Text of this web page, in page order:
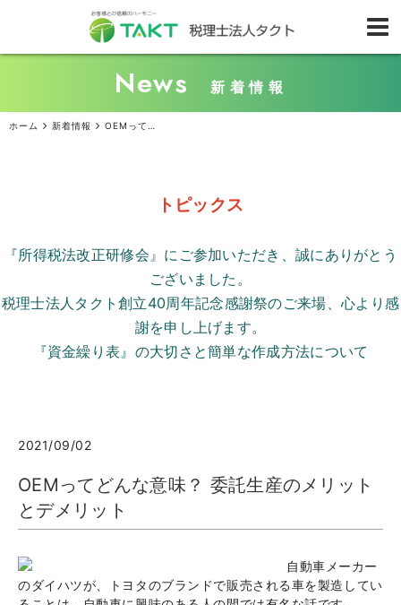
News 新着情報
ホーム 新着情報 OEMってどんな意味？ 委託生産のメリットとデメリット
トピックス
『所得税法改正研修会』にご参加いただき、誠にありがとう
ございました。
税理士法人タクト創立40周年記念感謝祭のご来場、心より感
謝を申し上げます。
『資金繰り表』の大切さと簡単な作成方法について
2021/09/02
OEMってどんな意味？ 委託生産のメリット
とデメリット
自動車メーカー
のダイハツが、トヨタのブランドで販売される車を製造してい